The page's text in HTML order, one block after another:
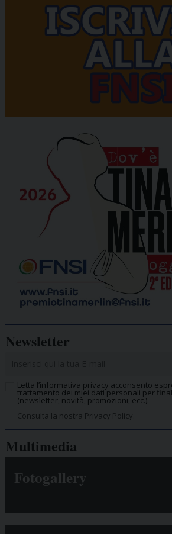
Newsletter
Letta l’informativa privacy acconsento
trattamento dei miei dati personali per
(newsletter, novità, promozioni, ecc.).
Consulta la nostra Privacy Policy.
Multimedia
Fotogallery